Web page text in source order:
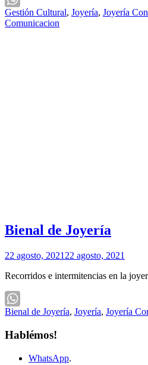
WhatsApp
Gestión Cultural, Joyería, Joyería
Comunicacion
Bienal de Joyería
22 agosto, 2021 22 agosto, 2021
Recorridos e intermitencias en la
WhatsApp
Bienal de Joyería, Joyería, Joyería
Hablémos!
WhatsApp.